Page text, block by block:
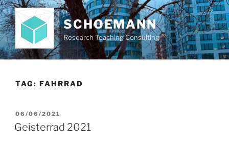
Skip
to
content
SCHOEMANN
Research Teaching Consulting
TAG: FAHRRAD
POSTED
ON
06/06/2021
Geisterrad 2021